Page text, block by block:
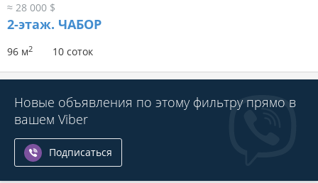
≈ 28 000 $
2-этаж. ЧАБОР
96 м2 10 соток
Новые объявления по этому фильтру прямо в
вашем Viber
Подписаться